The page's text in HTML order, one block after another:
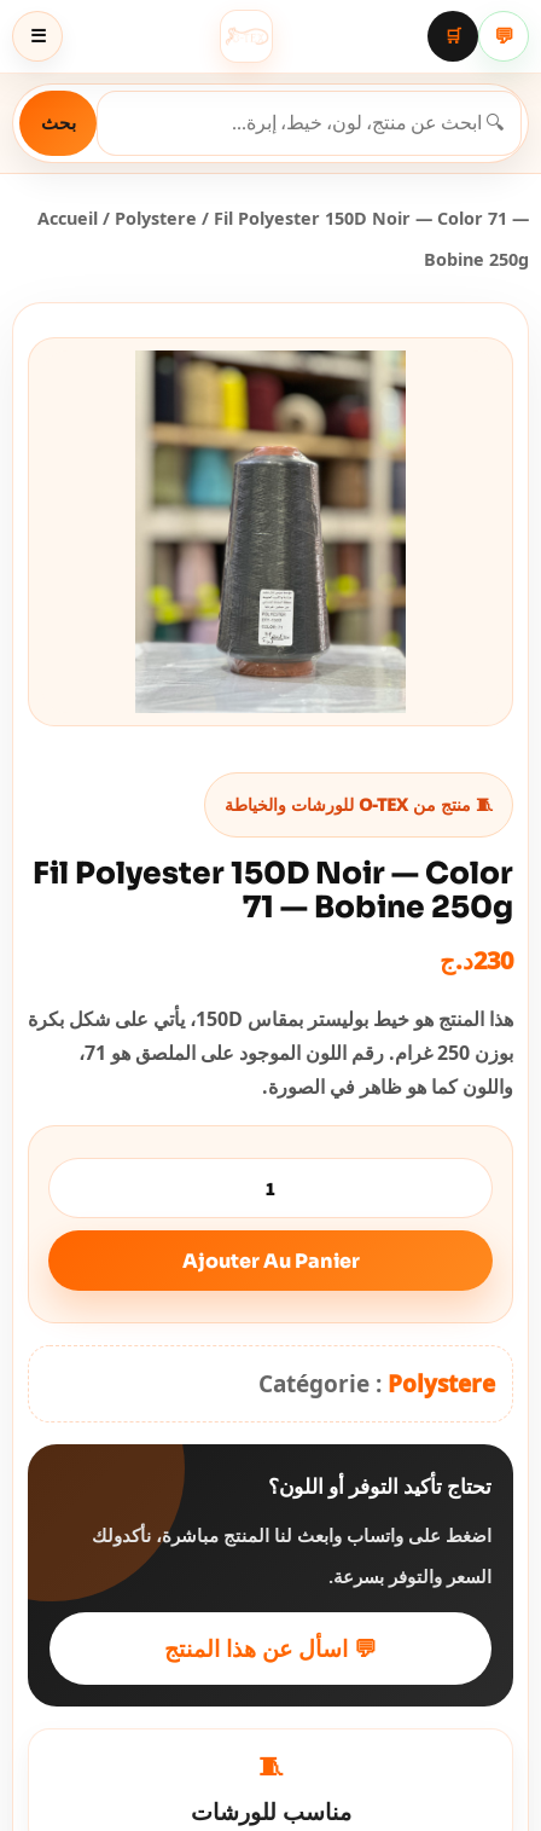
☰ 💬
🛒
بحث
Accueil / Polystere / Fil Polyester 150D Noir — Color 71 —
Bobine 250g
🧵 منتج من O-TEX للورشات والخياطة
Fil Polyester 150D Noir — Color
71 — Bobine 250g
230د.ج
هذا المنتج هو خيط بوليستر بمقاس 150D، يأتي على شكل بكرة
بوزن 250 غرام. رقم اللون الموجود على الملصق هو 71،
واللون كما هو ظاهر في الصورة.
Ajouter Au Panier
Catégorie : Polystere
تحتاج تأكيد التوفر أو اللون؟
اضغط على واتساب وابعث لنا المنتج مباشرة، نأكدولك
السعر والتوفر بسرعة.
💬 اسأل عن هذا المنتج
🧵
مناسب للورشات